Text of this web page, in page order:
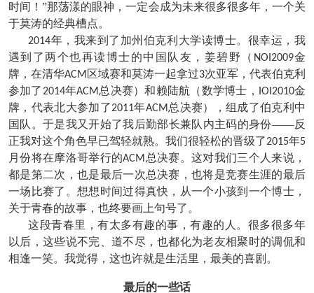
时间！”那荡漾的眼神，一定会成为未来很多很多年，一个关
于莫涛的经典槽点。
2014年，我来到了加州伯克利大学读博士。很幸运，我
遇到了两个也再读博士的中国队友，姜碧野（ NOI2009金
牌，在清华ACM 区域赛和莫涛一起拿过3次亚军，代表伯克利
参加了2014年ACM总决赛）和赖陆航（数学博士， IOI2010金
牌，代表北大参加了2011年ACM总决赛），组成了伯克利中
国队。于是我又开始了我后勤部长兼队内主码的身份——反
正我对这个角色早已驾轻就熟。我们很轻松的晋级了2015年5
月份将在摩洛哥举行的ACM 总决赛。这对我们三个人来说，
都是第二次，也是最后一次总决赛，也将是竞赛生涯的最后
一场比赛了。想想时间过得真快，从一个小孩到一个博士，
关于青春的故事，也终要画上句号了。
这段青春里，有太多有趣的事，有趣的人。很多很多年
以后，这些说不完、道不尽，也都化为老友相聚时的调侃和
相逢一笑。我觉得，这也许就是生活里，最美的喜剧。
最后的一些话